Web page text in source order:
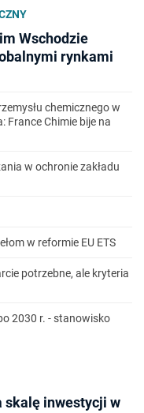
Wschodzie
rynkami
chemicznego w
France Chimie bije na
w ochronie zakładu
w reformie EU ETS
potrzebne, ale kryteria
2030 r. - stanowisko
skalę inwestycji w